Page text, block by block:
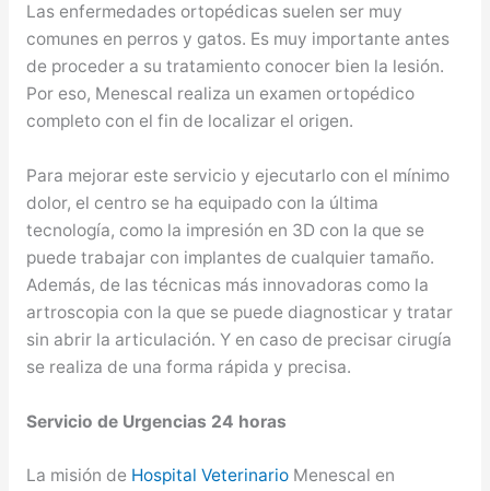
Las enfermedades ortopédicas suelen ser muy
comunes en perros y gatos. Es muy importante antes
de proceder a su tratamiento conocer bien la lesión.
Por eso, Menescal realiza un examen ortopédico
completo con el fin de localizar el origen.
Para mejorar este servicio y ejecutarlo con el mínimo
dolor, el centro se ha equipado con la última
tecnología, como la impresión en 3D con la que se
puede trabajar con implantes de cualquier tamaño.
Además, de las técnicas más innovadoras como la
artroscopia con la que se puede diagnosticar y tratar
sin abrir la articulación. Y en caso de precisar cirugía
se realiza de una forma rápida y precisa.
Servicio de Urgencias 24 horas
La misión deHospital Veterinario Menescal en